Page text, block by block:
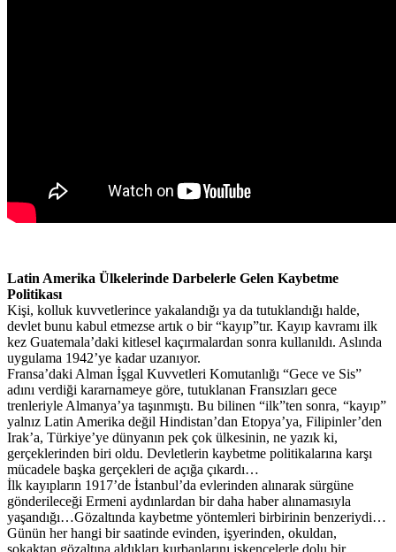
Latin Amerika Ülkelerinde Darbelerle Gelen Kaybetme
Politikası
Kişi, kolluk kuvvetlerince yakalandığı ya da tutuklandığı halde,
devlet bunu kabul etmezse artık o bir “kayıp”tır. Kayıp kavramı ilk
kez Guatemala’daki kitlesel kaçırmalardan sonra kullanıldı. Aslında
uygulama 1942’ye kadar uzanıyor.
Fransa’daki Alman İşgal Kuvvetleri Komutanlığı “Gece ve Sis”
adını verdiği kararnameye göre, tutuklanan Fransızları gece
trenleriyle Almanya’ya taşınmıştı. Bu bilinen “ilk”ten sonra, “kayıp”
yalnız Latin Amerika değil Hindistan’dan Etopya’ya, Filipinler’den
Irak’a, Türkiye’ye dünyanın pek çok ülkesinin, ne yazık ki,
gerçeklerinden biri oldu. Devletlerin kaybetme politikalarına karşı
mücadele başka gerçekleri de açığa çıkardı…
İlk kayıpların 1917’de İstanbul’da evlerinden alınarak sürgüne
gönderileceği Ermeni aydınlardan bir daha haber alınamasıyla
yaşandığı…Gözaltında kaybetme yöntemleri birbirinin benzeriydi…
Günün her hangi bir saatinde evinden, işyerinden, okuldan,
sokaktan gözaltına aldıkları kurbanlarını işkencelerle dolu bir